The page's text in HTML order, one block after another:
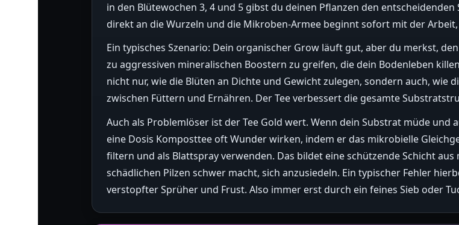
in den Blütewochen 3, 4 und 5 gibst du deinen Pflanzen den
direkt an die Wurzeln und die Mikroben-Armee beginnt sofort mit der
Ein typisches Szenario: Dein organischer Grow läuft gut, aber du merkst,
zu aggressiven mineralischen Boostern zu greifen, die dein Bodenleben
nicht nur, wie die Blüten an Dichte und Gewicht zulegen, sondern auch, wie
zwischen Füttern und Ernähren. Der Tee verbessert die gesamte
Auch als Problemlöser ist der Tee Gold wert. Wenn dein Substrat müde
eine Dosis Komposttee oft Wunder wirken, indem er das mikrobielle
filtern und als Blattspray verwenden. Das bildet eine schützende Schicht
schädlichen Pilzen schwer macht, sich anzusiedeln. Ein typischer Fehler
verstopfter Sprüher und Frust. Also immer erst durch ein feines Sieb oder